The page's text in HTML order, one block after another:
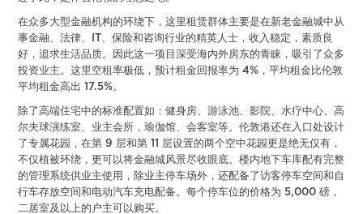
在众多大型金融机构的环绕下，这里租赁群体主要是在新老金融城中从
事金融、法律、IT、保险和咨询行业的精英人士，收入稳定，素质良
好，追求生活品质。因此这一项目深受海内外房东的青睐，吸引了众多
投资业主。这里空租率极低，预计租金回报率为 4%，平均租金比伦敦
平均租金高出 17.5%。
除了高端住宅中的标准配置如：健身房、游泳池、影院、水疗中心、高
尔夫球演练室、业主会所，瑜伽馆、会客室等。伦敦港还在入口处设计
了专属花园，在第 9 层和第 11 层设置的两个空中花园更是绝无仅有，
不仅植被环绕，更可以将金融城风景尽收眼底。楼内地下车库配有完整
的管理系统供业主使用，除业主停车场外，还配备了访客停车空间和自
行车存放空间和电动汽车充电配备。每个停车位的价格为 5,000 磅，
二居室及以上的户主可以购买。